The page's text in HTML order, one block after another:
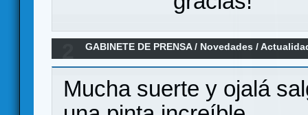
GABINETE DE PRENSA/ Novedades /
Traidores - Campaña en la cuenta atrás!
Mucha suerte y ojalá